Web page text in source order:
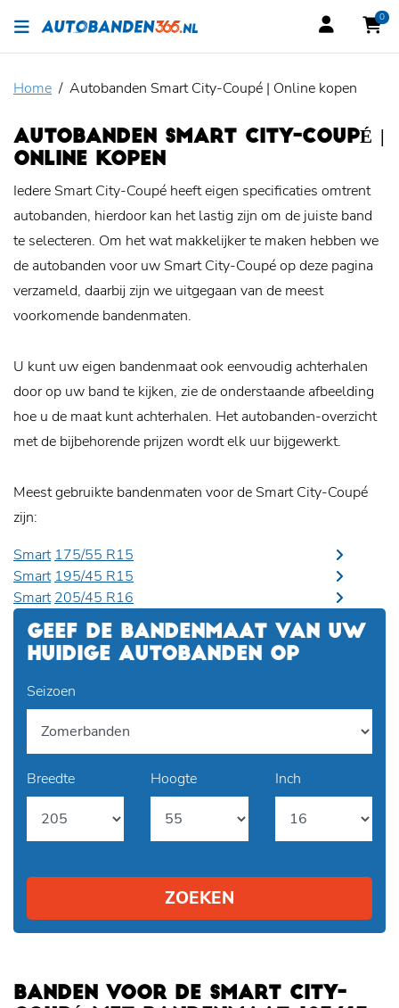
0
Home Autobanden Smart City-Coupé | Online kopen
AUTOBANDEN SMART CITY-COUPÉ |
ONLINE KOPEN
Iedere Smart City-Coupé heeft eigen specificaties omtrent
autobanden, hierdoor kan het lastig zijn om de juiste band
te selecteren. Om het wat makkelijker te maken hebben we
de autobanden voor uw Smart City-Coupé op deze pagina
verzameld, daarbij zijn we uitgegaan van de meest
voorkomende bandenmaten.
U kunt uw eigen bandenmaat ook eenvoudig achterhalen
door op uw band te kijken, zie de onderstaande afbeelding
hoe u de maat kunt achterhalen. Het autobanden-overzicht
met de bijbehorende prijzen wordt elk uur bijgewerkt.
Meest gebruikte bandenmaten voor de Smart City-Coupé
zijn:
Smart 175/55 R15
Smart 195/45 R15
Smart 205/45 R16
GEEF DE BANDENMAAT VAN UW
HUIDIGE AUTOBANDEN OP
Seizoen
Breedte Hoogte Inch
ZOEKEN
BANDEN VOOR DE SMART CITY-